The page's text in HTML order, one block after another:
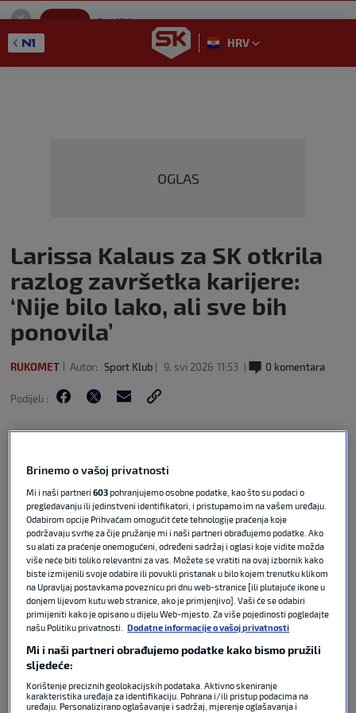
SportKlub
GET - On the Google Play
HRV
OGLAS
Larissa Kalaus za SK otkrila
razlog završetka karijere:
‘Nije bilo lako, ali sve bih
ponovila’
RUKOMET Autor: Sport Klub 9. svi 2026 11:53 0 komentara
Podijeli :
Proslavljena hrvatska rukometašica i osvajačica
europske bronce 29-godišnja Larissa Marković (ex
Kalaus) ovog je travnja iznenadila javnost
odlukom o kraju karijere. Samo za Sport Klub javila
se iz mađarske Kišvarde i otkrila što stoji iza te
odluke, koje su joj najdraže rukometne uspomene
Brinemo o vašoj privatnosti
Mi i naši partneri603pohranjujemo osobne podatke, kao što su podaci o
pregledavanju ili jedinstveni identifikatori, i pristupamo im na vašem uređaju.
Odabirom opcije Prihvaćam omogućit ćete tehnologije praćenja koje
podržavaju svrhe za čije pružanje mi i naši partneri obrađujemo podatke. Ako
su alati za praćenje onemogućeni, određeni sadržaj i oglasi koje vidite možda
više neće biti toliko relevantni za vas. Možete se vratiti na ovaj izbornik kako
biste izmijenili svoje odabire ili povukli pristanak u bilo kojem trenutku klikom
na Upravljaj postavkama poveznicu pri dnu web-stranice [ili plutajuće ikone u
donjem lijevom kutu web stranice, ako je primjenjivo]. Vaši će se odabiri
primijeniti kako je opisano u dijelu Web-mjesto. Za više pojedinosti pogledajte
našu Politiku privatnosti.
Dodatne informacije o vašoj privatnosti
Mi i naši partneri obrađujemo podatke kako bismo pružili
sljedeće:
Korištenje preciznih geolokacijskih podataka. Aktivno skeniranje
karakteristika uređaja za identifikaciju. Pohrana i/ili pristup podacima na
uređaju. Personalizirano oglašavanje i sadržaj, mjerenje oglašavanja i